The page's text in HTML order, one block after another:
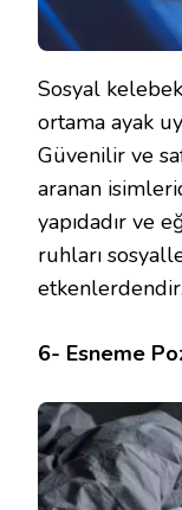
Sosyal
ortama ayak
Güvenilir ve
aranan
yapıdadır ve
ruhları
etkenlerdendir.
6- Esneme